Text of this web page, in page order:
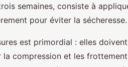
semaines, consiste à
pour éviter la sécheresse.
est primordial : elles
compression et les